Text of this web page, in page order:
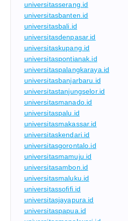
universitasserang.id
universitasbanten.id
universitasbali.id
universitasdenpasar.id
universitaskupang.id
universitaspontianak.id
universitaspalangkaraya.id
universitasbanjarbaru.id
universitastanjungselor.id
universitasmanado.id
universitaspalu.id
universitasmakassar.id
universitaskendari.id
universitasgorontalo.id
universitasmamuju.id
universitasambon.id
universitasmaluku.id
universitassofifi.id
universitasjayapura.id
universitaspapua.id